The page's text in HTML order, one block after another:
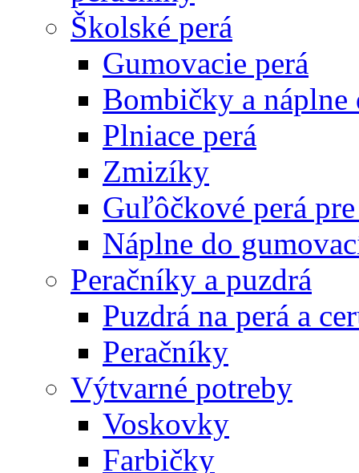
Školské perá
Gumovacie perá
Bombičky a náplne
Plniace perá
Zmizíky
Guľôčkové perá
Náplne do
Peračníky a puzdrá
Puzdrá na perá a
Peračníky
Výtvarné potreby
Voskovky
Farbičky